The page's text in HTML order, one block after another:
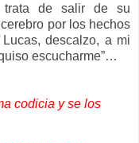
trata de salir de su
por los hechos
descalzo, a mi
escucharme”…
codicia y se los